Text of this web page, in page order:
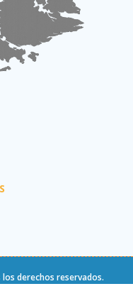
los derechos reservados.